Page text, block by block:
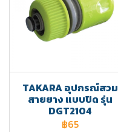
TAKARA อุปกรณ์สวม
สายยาง แบบปิด รุ่น
DGT2104
฿65